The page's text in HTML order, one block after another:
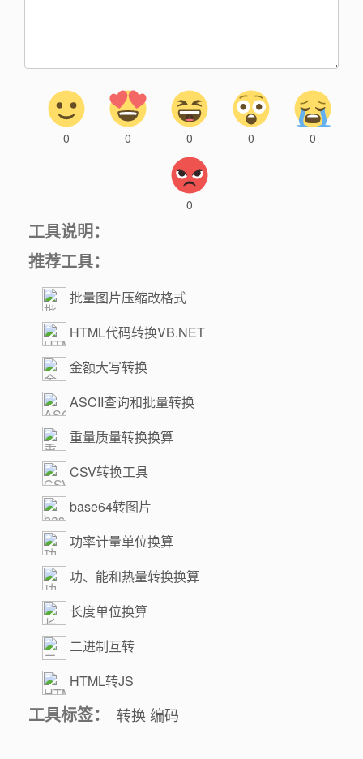
0 0 0 0 0
0
工具说明：
推荐工具：
批量图片压缩改格式
HTML代码转换VB.NET
金额大写转换
ASCII查询和批量转换
重量质量转换换算
CSV转换工具
base64转图片
功率计量单位换算
功、能和热量转换换算
长度单位换算
二进制互转
HTML转JS
工具标签： 转换 编码